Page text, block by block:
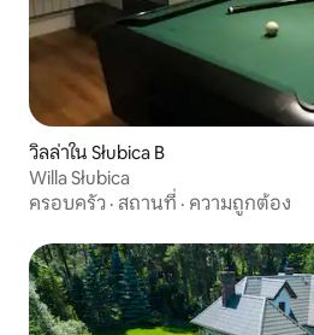
วิลล่าใน Słubica B
Willa Słubica
ครอบครัว · สถานที่ · ความถูกต้อง